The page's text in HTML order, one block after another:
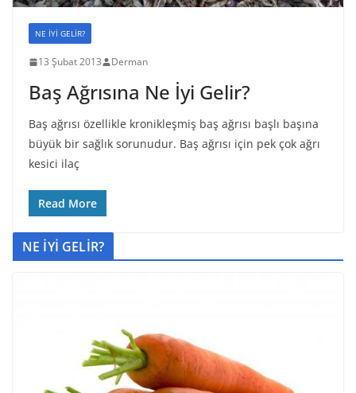
NE İYİ GELİR?
13 Şubat 2013 Derman
Baş Ağrısına Ne İyi Gelir?
Baş ağrısı özellikle kronikleşmiş baş ağrısı başlı başına
büyük bir sağlık sorunudur. Baş ağrısı için pek çok ağrı
kesici ilaç
Read More
NE İYİ GELİR?